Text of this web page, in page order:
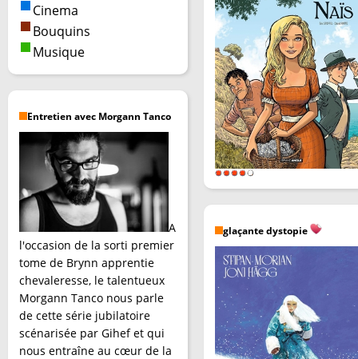
Cinema
Bouquins
Musique
Entretien avec Morgann Tanco
A
l'occasion de la sorti premier
tome de Brynn apprentie
chevaleresse, le talentueux
Morgann Tanco nous parle
de cette série jubilatoire
scénarisée par Gihef et qui
nous entraîne au cœur de la
glaçante dystopie